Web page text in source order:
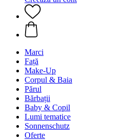
Marci
Față
Make-Up
Corpul & Baia
Părul
Bărbații
Baby & Copil
Lumi tematice
Sonnenschutz
Oferte